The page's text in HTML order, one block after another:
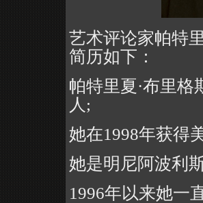
艺术评论家帕特
简历如下：
帕特里夏·布里
人;
她在1998年获得
她是明尼阿波利
1996年以来她一